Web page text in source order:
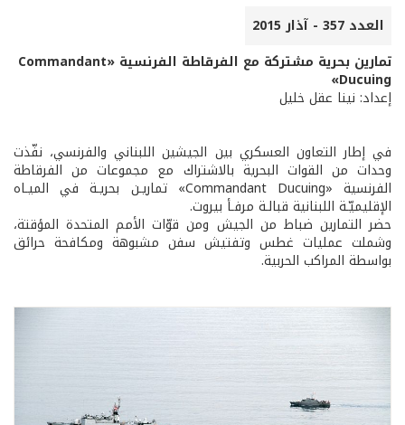
العدد 357 - آذار 2015
تمارين بحرية مشتركة مع الفرقاطة الفرنسية «Commandant
Ducuing»
إعداد: نينا عقل خليل
في إطار التعاون العسكري بين الجيشين اللبناني والفرنسي، نفّذت
وحدات من القوات البحرية بالاشتراك مع مجموعات من الفرقاطة
الفرنسية «Commandant Ducuing» تماريـن بحريـة في الميـاه
الإقليميّـة اللبنانية قبالـة مرفـأ بيروت.
حضر التمارين ضباط من الجيش ومن قوّات الأمم المتحدة المؤقتة،
وشملت عمليات غطس وتفتيش سفن مشبوهة ومكافحة حرائق
بواسطة المراكب الحربية.